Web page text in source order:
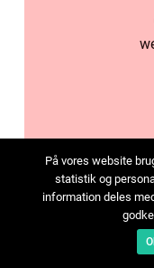
På vores website
statistik og
information deles